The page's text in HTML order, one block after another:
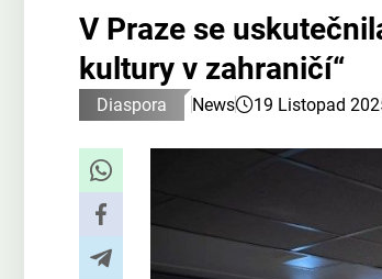
V Praze se
kultury v zahraničí“
Diaspora News 19 Listopad